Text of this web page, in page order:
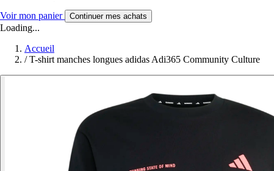
Voir mon panier Continuer mes achats
Loading...
Accueil
/ T-shirt manches longues adidas Adi365 Community Culture